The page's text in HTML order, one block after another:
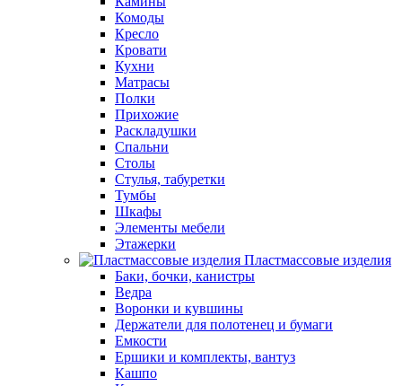
Комоды
Кресло
Кровати
Кухни
Матрасы
Полки
Прихожие
Раскладушки
Спальни
Столы
Стулья, табуретки
Тумбы
Шкафы
Элементы мебели
Этажерки
Пластмассовые изделия
Баки, бочки, канистры
Ведра
Воронки и кувшины
Держатели для полотенец и бумаги
Емкости
Ершики и комплекты, вантуз
Кашпо